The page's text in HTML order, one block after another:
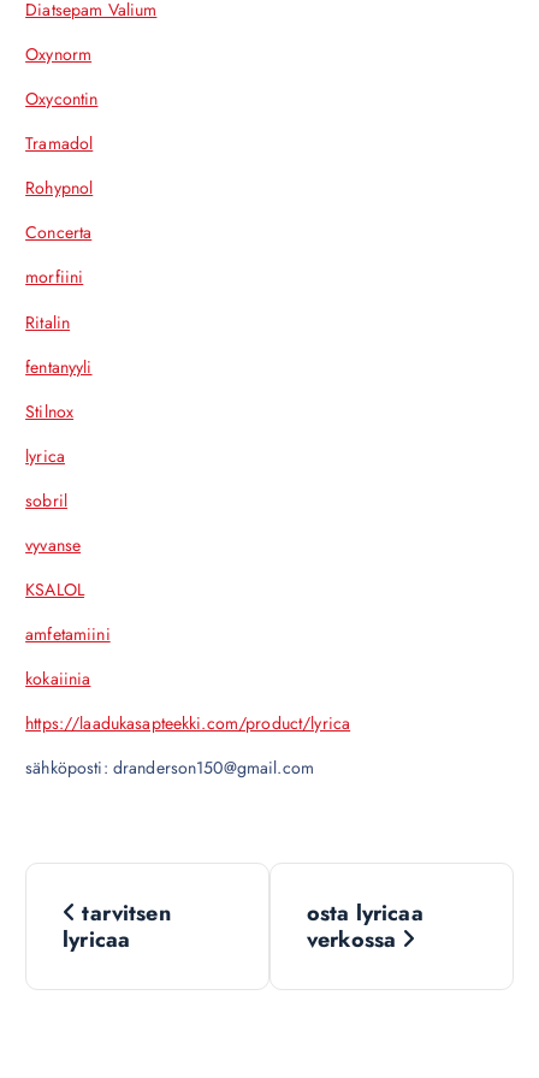
Diatsepam Valium
Oxynorm
Oxycontin
Tramadol
Rohypnol
Concerta
morfiini
Ritalin
fentanyyli
Stilnox
lyrica
sobril
vyvanse
KSALOL
amfetamiini
kokaiinia
https://laadukasapteekki.com/product/lyrica
sähköposti: dranderson150@gmail.com
N
v
tarvitsen
lyricaa
osta lyricaa
verkossa